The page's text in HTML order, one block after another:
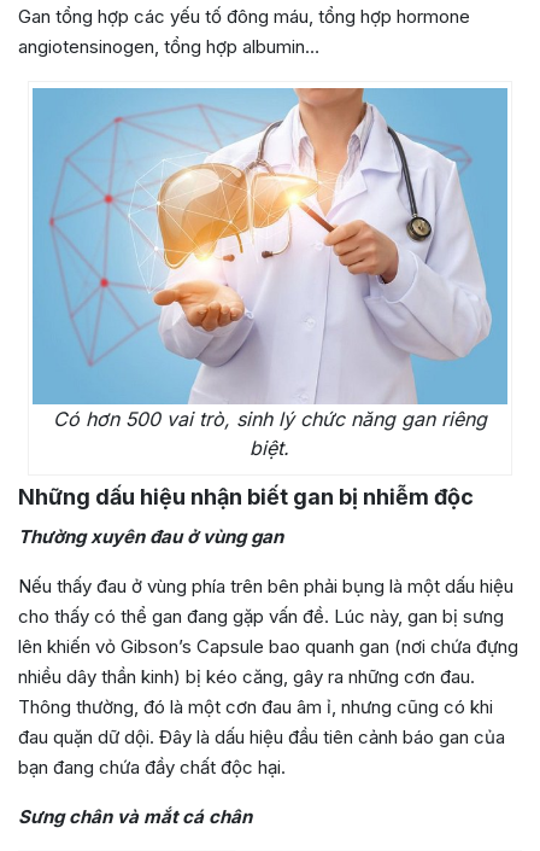
Gan tổng hợp các yếu tố đông máu, tổng hợp hormone
angiotensinogen, tổng hợp albumin…
Có hơn 500 vai trò, sinh lý chức năng gan riêng
biệt.
Những dấu hiệu nhận biết gan bị nhiễm độc
Thường xuyên đau ở vùng gan
Nếu thấy đau ở vùng phía trên bên phải bụng là một dấu hiệu
cho thấy có thể gan đang gặp vấn đề. Lúc này, gan bị sưng
lên khiến vỏ Gibson’s Capsule bao quanh gan (nơi chứa đựng
nhiều dây thần kinh) bị kéo căng, gây ra những cơn đau.
Thông thường, đó là một cơn đau âm ỉ, nhưng cũng có khi
đau quặn dữ dội. Đây là dấu hiệu đầu tiên cảnh báo gan của
bạn đang chứa đầy chất độc hại.
Sưng chân và mắt cá chân